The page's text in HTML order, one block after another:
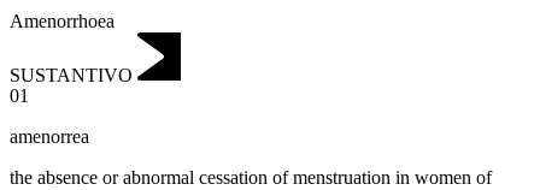
Amenorrhoea
SUSTANTIVO
01
amenorrea
the absence or abnormal cessation of menstruation in women of